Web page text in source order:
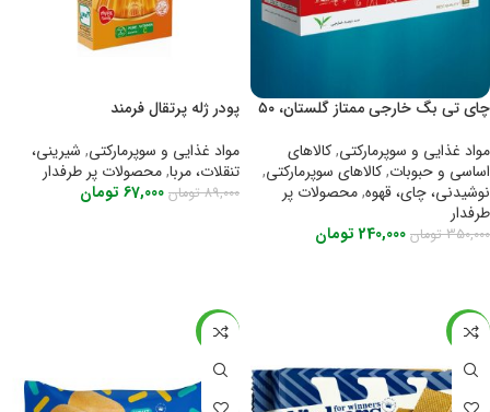
چای تی بگ خارجی ممتاز گلستان، ۵۰
مواد غذایی و سوپرمارکتی,کالاهای
اساسی و حبوبات,کالاهای سوپرمارکتی,
نوشیدنی، چای، قهوه,محصولات پر
طرفدار
350,000 تومان 240,000 تومان
پودر ژله پرتقال فرمند
مواد غذایی و سوپرمارکتی, شیرینی،
تنقلات، مربا,محصولات پر طرفدار
89,000 تومان 67,000 تومان
-22%
-21%